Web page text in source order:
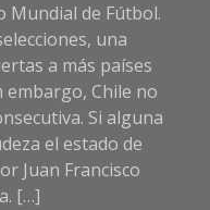
Mundial de Fútbol.
una
a más países
embargo, Chile no
Si alguna
el estado de
Juan Francisco
[…]